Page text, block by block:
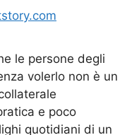
le persone degli
volerlo non è un
e poco
quotidiani di un